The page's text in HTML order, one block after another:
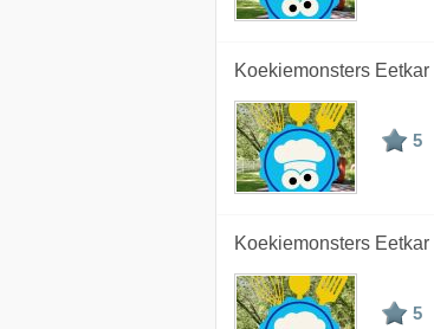
Koekiemonsters Eetkar
5
Koekiemonsters Eetkar
5